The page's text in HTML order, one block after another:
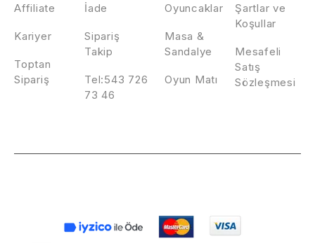
İade
Sipariş
Takip
Tel:543 726
73 46
Oyuncaklar
Masa &
Sandalye
Oyun Matı
Affiliate
Kariyer
Toptan
Sipariş
Şartlar ve
Koşullar
Mesafeli
Satış
Sözleşmesi